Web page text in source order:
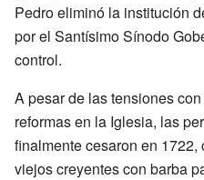
Pedro eliminó la institución
por el Santísimo Sínodo
control.
A pesar de las tensiones
reformas en la Iglesia, las
finalmente cesaron en
viejos creyentes con barba